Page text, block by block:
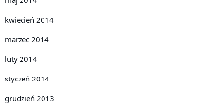
kwiecień 2014
marzec 2014
luty 2014
styczeń 2014
grudzień 2013